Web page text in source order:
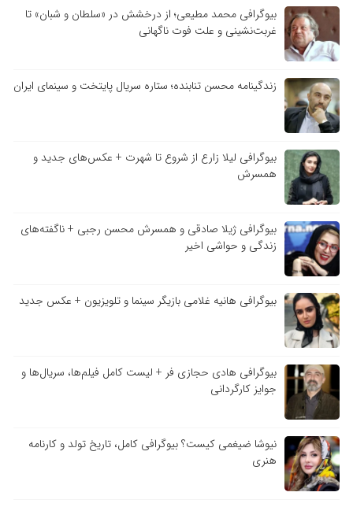
بیوگرافی محمد مطیعی؛ از درخشش در «سلطان و شبان» تا
غربت‌نشینی و علت فوت ناگهانی
زندگینامه محسن تنابنده؛ ستاره سریال پایتخت و سینمای ایران
بیوگرافی لیلا زارع از شروع تا شهرت + عکس‌های جدید و
همسرش
بیوگرافی ژیلا صادقی و همسرش محسن رجبی + ناگفته‌های
زندگی و حواشی اخیر
بیوگرافی هانیه غلامی بازیگر سینما و تلویزیون + عکس جدید
بیوگرافی هادی حجازی فر + لیست کامل فیلم‌ها، سریال‌ها و
جوایز کارگردانی
نیوشا ضیغمی کیست؟ بیوگرافی کامل، تاریخ تولد و کارنامه
هنری